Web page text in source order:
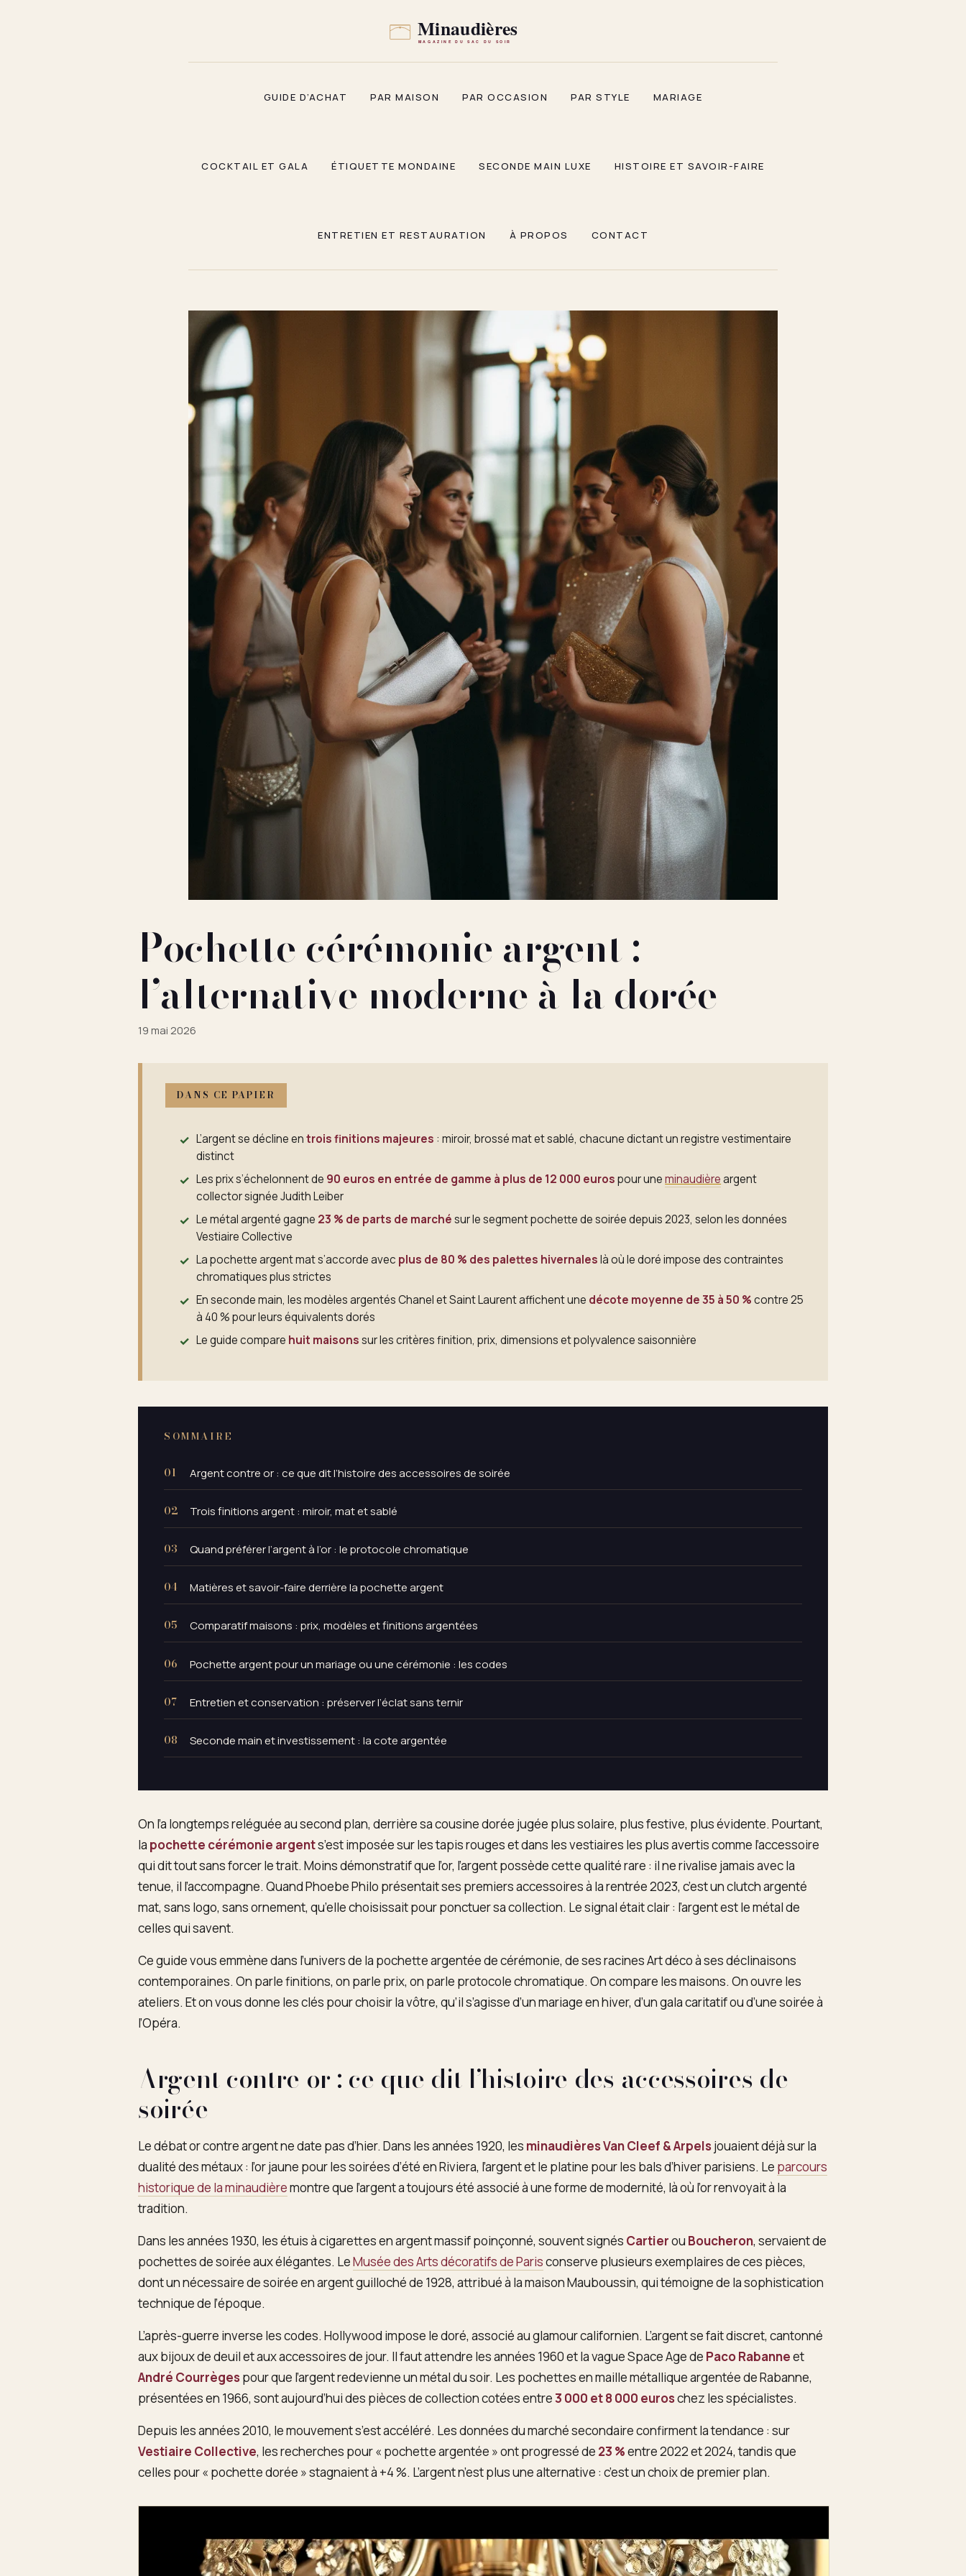
GUIDE D’ACHAT PAR MAISON PAR OCCASION PAR STYLE MARIAGE
COCKTAIL ET GALA ÉTIQUETTE MONDAINE SECONDE MAIN LUXE HISTOIRE ET SAVOIR-FAIRE
ENTRETIEN ET RESTAURATION À PROPOS CONTACT
Pochette cérémonie argent :
l’alternative moderne à la dorée
19 mai 2026
DANS CE PAPIER
L’argent se décline entrois finitions majeures : miroir, brossé mat et sablé, chacune dictant un registre vestimentaire
distinct
Les prix s’échelonnent de 90 euros en entrée de gamme à plus de 12 000 eurospour uneminaudièreargent
collector signée Judith Leiber
Le métal argenté gagne 23 % de parts de marchésur le segment pochette de soirée depuis 2023, selon les données
Vestiaire Collective
La pochette argent mat s’accorde avec plus de 80 % des palettes hivernaleslà où le doré impose des contraintes
chromatiques plus strictes
En seconde main, les modèles argentés Chanel et Saint Laurent affichent une décote moyenne de 35 à 50 %contre 25
à 40 % pour leurs équivalents dorés
Le guide compare huit maisonssur les critères finition, prix, dimensions et polyvalence saisonnière
SOMMAIRE
Argent contre or : ce que dit l’histoire des accessoires de soirée
Trois finitions argent : miroir, mat et sablé
Quand préférer l’argent à l’or : le protocole chromatique
Matières et savoir-faire derrière la pochette argent
Comparatif maisons : prix, modèles et finitions argentées
Pochette argent pour un mariage ou une cérémonie : les codes
Entretien et conservation : préserver l’éclat sans ternir
Seconde main et investissement : la cote argentée
On l’a longtemps reléguée au second plan, derrière sa cousine dorée jugée plus solaire, plus festive, plus évidente. Pourtant,
la pochette cérémonie argents’est imposée sur les tapis rouges et dans les vestiaires les plus avertis comme l’accessoire
qui dit tout sans forcer le trait. Moins démonstratif que l’or, l’argent possède cette qualité rare : il ne rivalise jamais avec la
tenue, il l’accompagne. Quand Phoebe Philo présentait ses premiers accessoires à la rentrée 2023, c’est un clutch argenté
mat, sans logo, sans ornement, qu’elle choisissait pour ponctuer sa collection. Le signal était clair : l’argent est le métal de
celles qui savent.
Ce guide vous emmène dans l’univers de la pochette argentée de cérémonie, de ses racines Art déco à ses déclinaisons
contemporaines. On parle finitions, on parle prix, on parle protocole chromatique. On compare les maisons. On ouvre les
ateliers. Et on vous donne les clés pour choisir la vôtre, qu’il s’agisse d’un mariage en hiver, d’un gala caritatif ou d’une soirée à
l’Opéra.
Argent contre or : ce que dit l’histoire des accessoires de
soirée
Le débat or contre argent ne date pas d’hier. Dans les années 1920, les minaudières Van Cleef & Arpels jouaient déjà sur la
dualité des métaux : l’or jaune pour les soirées d’été en Riviera, l’argent et le platine pour les bals d’hiver parisiens. Le parcours
historique de la minaudièremontre que l’argent a toujours été associé à une forme de modernité, là où l’or renvoyait à la
tradition.
Dans les années 1930, les étuis à cigarettes en argent massif poinçonné, souvent signés Cartierou Boucheron, servaient de
pochettes de soirée aux élégantes. LeMusée des Arts décoratifs de Parisconserve plusieurs exemplaires de ces pièces,
dont un nécessaire de soirée en argent guilloché de 1928, attribué à la maison Mauboussin, qui témoigne de la sophistication
technique de l’époque.
L’après-guerre inverse les codes. Hollywood impose le doré, associé au glamour californien. L’argent se fait discret, cantonné
aux bijoux de deuil et aux accessoires de jour. Il faut attendre les années 1960 et la vague Space Age de Paco Rabanneet
André Courrèges pour que l’argent redevienne un métal du soir. Les pochettes en maille métallique argentée de Rabanne,
présentées en 1966, sont aujourd’hui des pièces de collection cotées entre3 000 et 8 000 euroschez les spécialistes.
Depuis les années 2010, le mouvement s’est accéléré. Les données du marché secondaire confirment la tendance : sur
Vestiaire Collective, les recherches pour « pochette argentée » ont progressé de 23 %entre 2022 et 2024, tandis que
celles pour « pochette dorée » stagnaient à +4 %. L’argent n’est plus une alternative : c’est un choix de premier plan.